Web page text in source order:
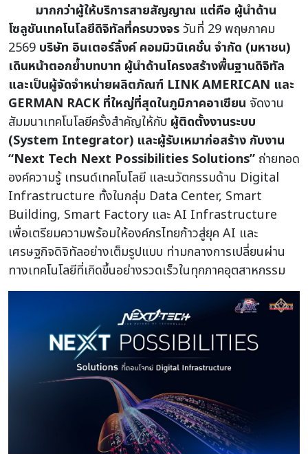
มากกว่าผู้ให้บริการสายสัญญาณ แต่คือ ผู้นำด้าน
โซลูชันเทคโนโลยีดิจิทัลที่ครบวงจรวันที่ 29 พฤษภาคม
2569 บริษัท อินเตอร์ลิ้งค์ คอมมิวนิเคชั่น จำกัด (มหาชน)
เดินหน้าตอกย้ำบทบาท ผู้นำด้านโครงสร้างพื้นฐานดิจิทัล
และเป็นผู้จัดจำหน่ายผลิตภัณฑ์ LINK AMERICAN และ
GERMAN RACK ที่ใหญ่ที่สุดในภูมิภาคอาเซียน จัดงาน
สัมมนาเทคโนโลยีครั้งสำคัญให้กับ ผู้ติดตั้งงานระบบ
(System Integrator) และผู้รับเหมาก่อสร้าง กับงาน
“Next Tech Next Possibilities Solutions” ถ่ายทอด
องค์ความรู้ เทรนด์เทคโนโลยี และนวัตกรรมด้าน Digital
Infrastructure ทั้งในกลุ่ม Data Center, Smart
Building, Smart Factory และ AI Infrastructure
เพื่อเตรียมความพร้อมให้องค์กรไทยก้าวสู่ยุค AI และ
เศรษฐกิจดิจิทัลอย่างเต็มรูปแบบ ท่ามกลางการเปลี่ยนผ่าน
ทางเทคโนโลยีที่เกิดขึ้นอย่างรวดเร็วในทุกภาคอุตสาหกรรม